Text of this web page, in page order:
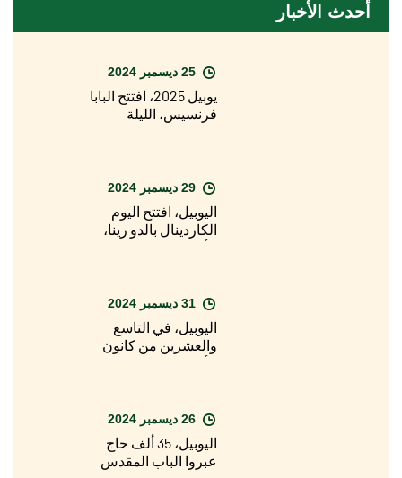
أحدث الأخبار
يوبيل 2025، افتتح البابا
فرنسيس، الليلة
اليوبيل، افتتح اليوم
الكاردينال بالدو رينا،
الأسقف المعاون
القديس يوحنا في
اللاتران
اليوبيل، في التاسع
والعشرين من كانون
الأول/ديسمبر، الافتتاح
حول العالم
اليوبيل، 35 ألف حاج
عبروا الباب المقدس